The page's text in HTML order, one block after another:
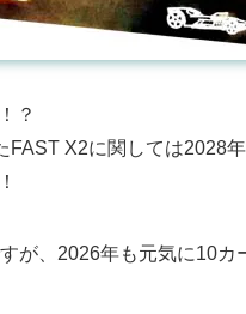
？
FAST X2に関しては2028
が、2026年も元気に10カ